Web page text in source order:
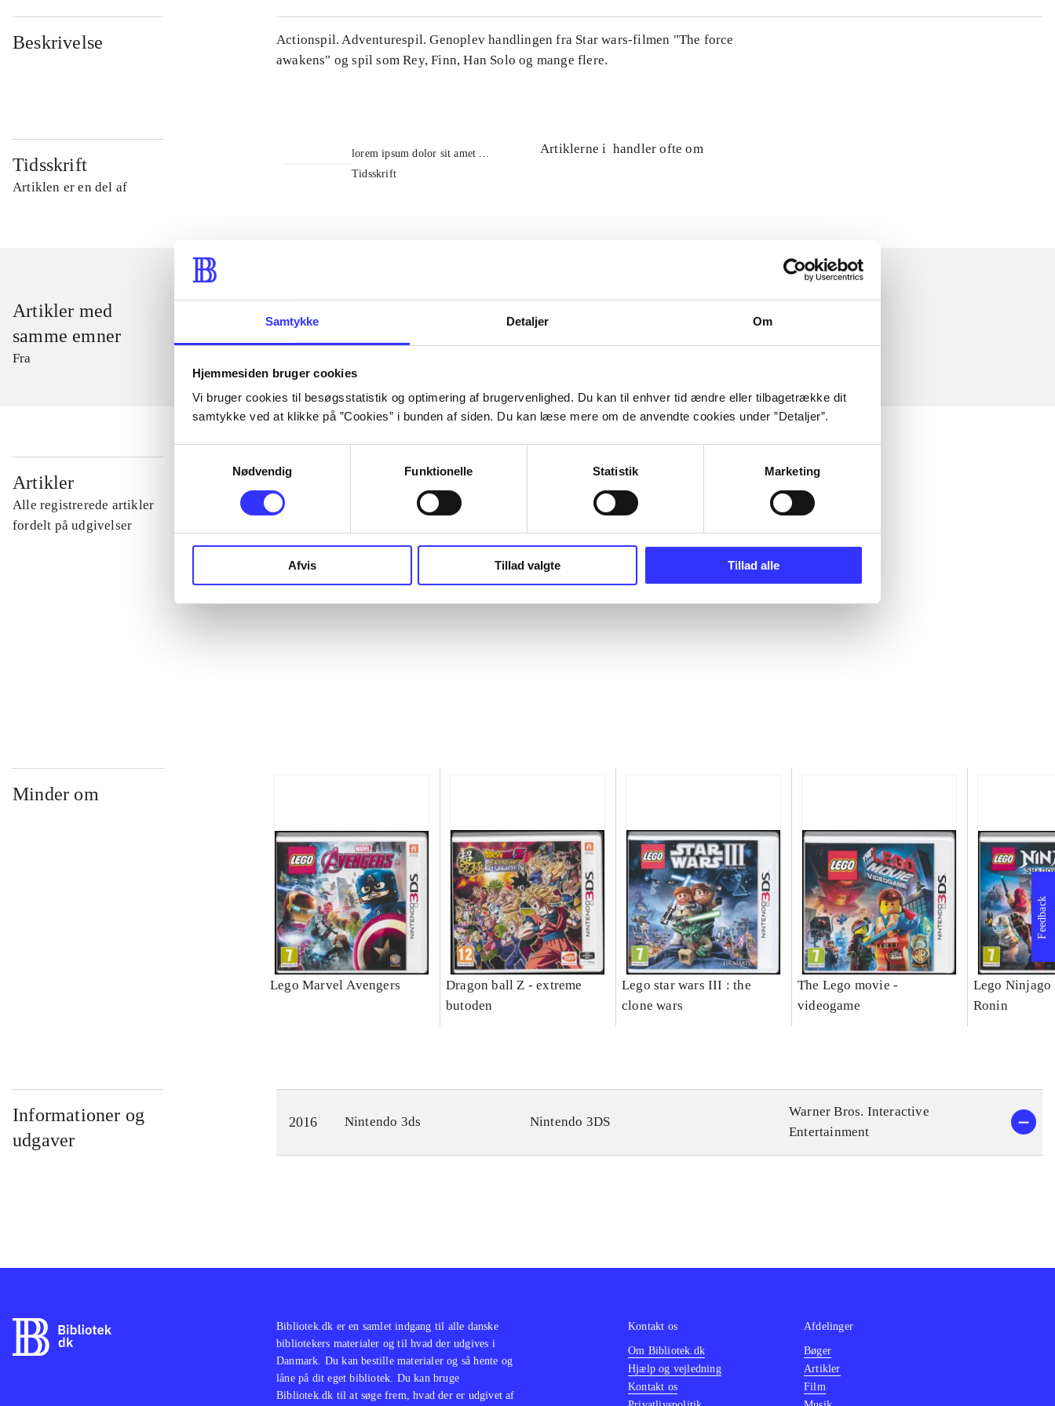
Samtykke Detaljer Om
Hjemmesiden bruger cookies
Vi bruger cookies til besøgsstatistik og optimering af brugervenlighed. Du kan til enhver tid ændre eller tilbagetrække dit
samtykke ved at klikke på ”Cookies” i bunden af siden. Du kan læse mere om de anvendte cookies under ”Detaljer”.
Nødvendig
Funktionelle Statistik Marketing
Afvis Tillad valgte Tillad alle
Beskrivelse
Actionspil. Adventurespil. Genoplev handlingen fra Star wars-filmen "The force
awakens" og spil som Rey, Finn, Han Solo og mange flere.
Tidsskrift
Artiklen er en del af
lorem ipsum dolor sit amet ...
Tidsskrift
Artiklerne i handler ofte om
Artikler med
samme emner
Fra
Artikler
Alle registrerede artikler
fordelt på udgivelser
...
Minder om
Lego Marvel Avengers
Dragon ball Z - extreme
butoden
Lego star wars III : the
clone wars
The Lego movie -
videogame
Lego Ninjago
Ronin
Informationer og
udgaver
2016 Nintendo 3ds Nintendo 3DS
Warner Bros. Interactive
Entertainment
Feedback
Bibliotek.dk er en samlet indgang til alle danske
bibliotekers materialer og til hvad der udgives i
Danmark. Du kan bestille materialer og så hente og
låne på dit eget bibliotek. Du kan bruge
Bibliotek.dk til at søge frem, hvad der er udgivet af
Kontakt os
Om Bibliotek.dk
Hjælp og vejledning
Kontakt os
Afdelinger
Bøger
Artikler
Film